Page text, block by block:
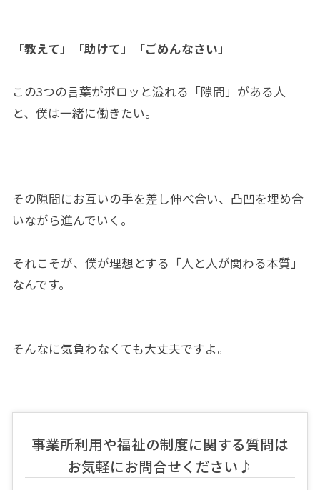
「教えて」「助けて」「ごめんなさい」
この3つの言葉がポロッと溢れる「隙間」がある人
と、僕は一緒に働きたい。
その隙間にお互いの手を差し伸べ合い、凸凹を埋め合
いながら進んでいく。
それこそが、僕が理想とする「人と人が関わる本質」
なんです。
そんなに気負わなくても大丈夫ですよ。
事業所利用や福祉の制度に関する質問は
お気軽にお問合せください♪